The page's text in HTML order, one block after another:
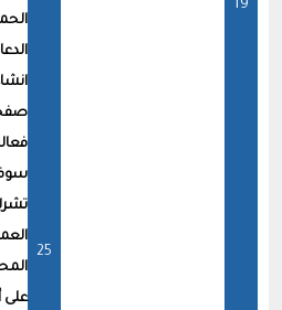
على